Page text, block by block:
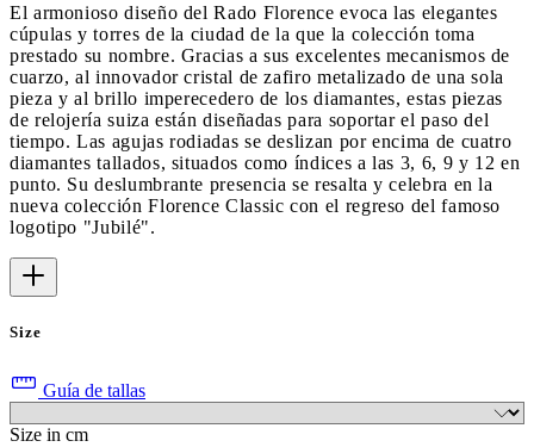
El armonioso diseño del Rado Florence evoca las elegantes
cúpulas y torres de la ciudad de la que la colección toma
prestado su nombre. Gracias a sus excelentes mecanismos de
cuarzo, al innovador cristal de zafiro metalizado de una sola
pieza y al brillo imperecedero de los diamantes, estas piezas
de relojería suiza están diseñadas para soportar el paso del
tiempo. Las agujas rodiadas se deslizan por encima de cuatro
diamantes tallados, situados como índices a las 3, 6, 9 y 12 en
punto. Su deslumbrante presencia se resalta y celebra en la
nueva colección Florence Classic con el regreso del famoso
logotipo "Jubilé".
Size
Guía de tallas
Size in cm